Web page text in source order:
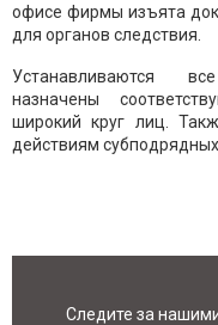
офисе фирмы изъята
для органов следствия.
Устанавливаются
назначены
широкий круг лиц.
действиям
Следите за